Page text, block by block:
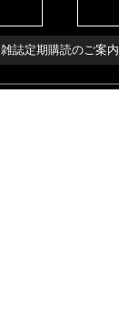
雑誌定期購読のご案内